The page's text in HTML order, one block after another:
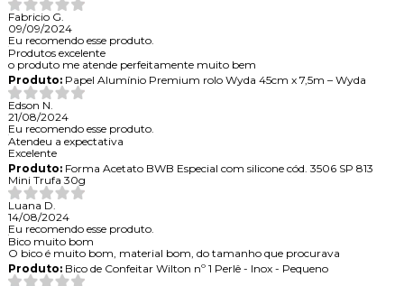
Fabricio G.
09/09/2024
Eu recomendo esse produto.
Produtos excelente
o produto me atende perfeitamente muito bem
Produto:Papel Alumínio Premium rolo Wyda 45cm x 7,5m – Wyda
Edson N.
21/08/2024
Eu recomendo esse produto.
Atendeu a expectativa
Excelente
Produto:Forma Acetato BWB Especial com silicone cód. 3506 SP 813
Mini Trufa 30g
Luana D.
14/08/2024
Eu recomendo esse produto.
Bico muito bom
O bico é muito bom, material bom, do tamanho que procurava
Produto:Bico de Confeitar Wilton nº 1 Perlê - Inox - Pequeno